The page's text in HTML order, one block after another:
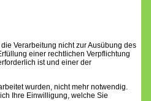
Verarbeitung nicht zur Ausübung des
einer rechtlichen Verpflichtung
ist und einer der
wurden, nicht mehr notwendig.
Ihre Einwilligung, welche Sie